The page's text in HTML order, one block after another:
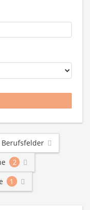
Berufsfelder
2
1